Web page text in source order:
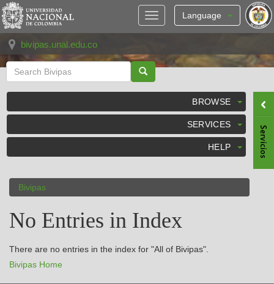
Skip
navigation
Language
bivipas.unal.edu.co
BROWSE
SERVICES
HELP
Bivipas
No Entries in Index
There are no entries in the index for "All of Bivipas".
Bivipas Home